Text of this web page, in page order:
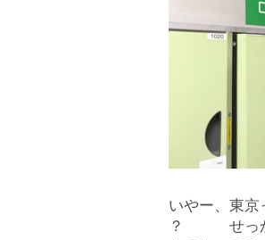
いやー、東
？ せっかく